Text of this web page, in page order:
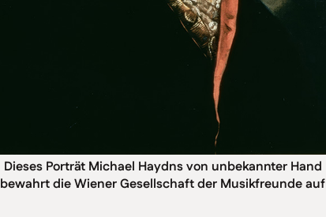
Dieses Porträt Michael Haydns von unbekannter Hand
bewahrt die Wiener Gesellschaft der Musikfreunde auf